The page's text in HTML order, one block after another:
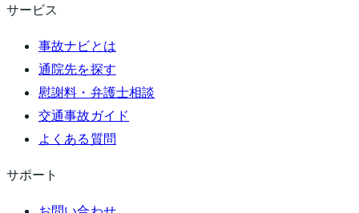
サービス
事故ナビとは
通院先を探す
慰謝料・弁護士相談
交通事故ガイド
よくある質問
サポート